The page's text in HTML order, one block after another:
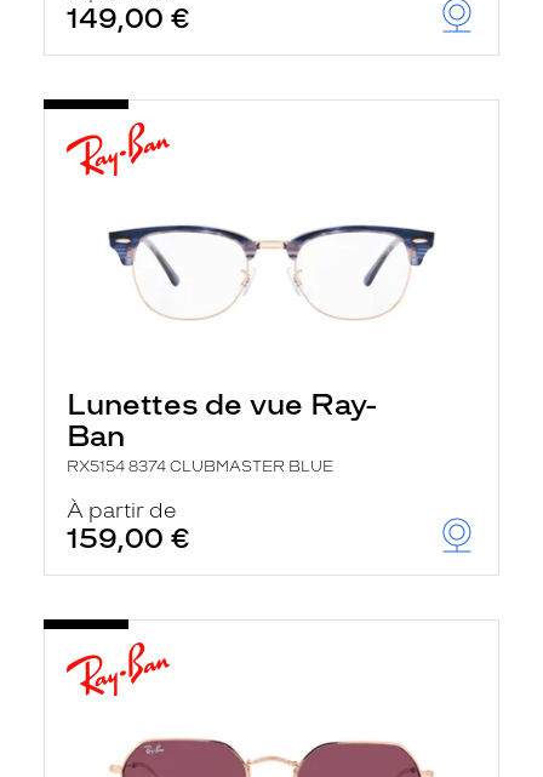
149,00 €
Lunettes de vue Ray-
Ban
RX5154 8374 CLUBMASTER BLUE
À partir de
159,00 €